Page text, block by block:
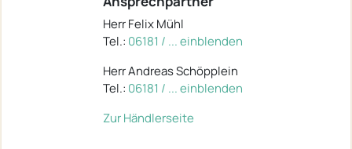
Herr Felix Mühl
Tel.: 06181 / ... einblenden
Herr Andreas Schöpplein
Tel.: 06181 / ... einblenden
Zur Händlerseite